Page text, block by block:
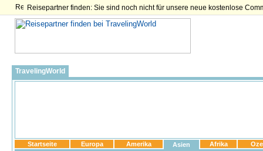
Reisepartner finden: Sie sind noch nicht für unsere neue kostenlose
TravelingWorld
Startseite Europa Amerika Asien Afrika